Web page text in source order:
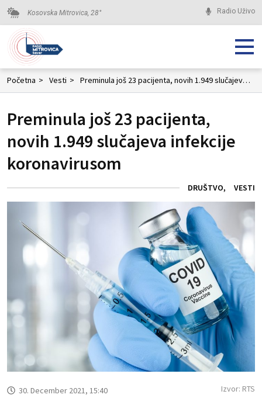
Kosovska Mitrovica, 28° Radio Uživo
Početna > Vesti > Preminula još 23 pacijenta, novih 1.949 slučajeva infekcije koronavirusom
Preminula još 23 pacijenta,
novih 1.949 slučajeva infekcije
koronavirusom
DRUŠTVO VESTI
30. December 2021, 15:40 Izvor: RTS